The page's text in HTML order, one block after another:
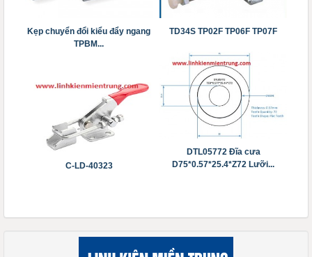
Kẹp chuyển đổi kiểu đẩy ngang
TPBM...
TD34S TP02F TP06F TP07F
C-LD-40323
DTL05772 Đĩa cưa
D75*0.57*25.4*Z72 Lưỡi...